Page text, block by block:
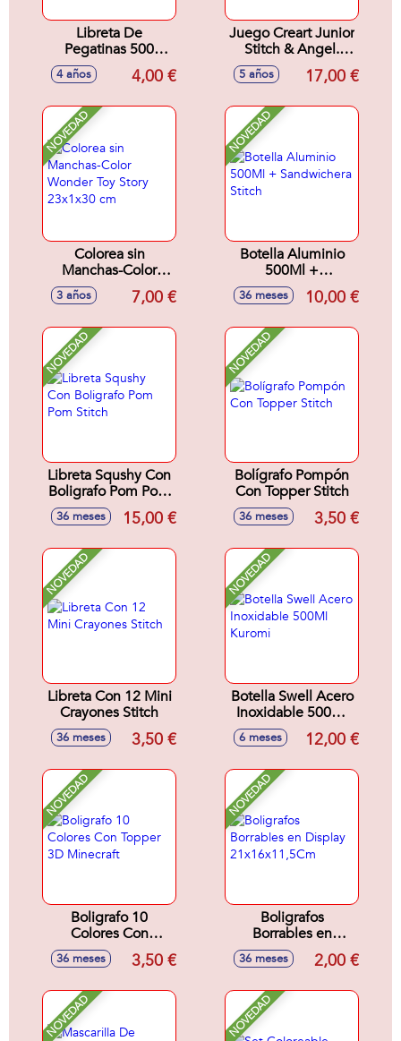
Libreta De
Pegatinas 500
Piezas K-Pop
Demon Hunters
4 años 4,00 €
Juego Creart Junior
Stitch & Angel.
Incluye 2 tablas
para pintar y 1
5 años 17,00 €
NOVEDAD
Colorea sin
Manchas-Color
Wonder Toy Story
23x1x30 cm
3 años 7,00 €
NOVEDAD
Botella Aluminio
500Ml +
Sandwichera Stitch
36 meses 10,00 €
NOVEDAD
Libreta Squshy Con
Boligrafo Pom Pom
Stitch
36 meses 15,00 €
NOVEDAD
Bolígrafo Pompón
Con Topper Stitch
36 meses 3,50 €
NOVEDAD
Libreta Con 12 Mini
Crayones Stitch
36 meses 3,50 €
NOVEDAD
Botella Swell Acero
Inoxidable 500Ml
Kuromi
6 meses 12,00 €
NOVEDAD
Boligrafo 10
Colores Con
Topper 3D
Minecraft
36 meses 3,50 €
NOVEDAD
Boligrafos
Borrables en
Display
21x16x11,5Cm
36 meses 2,00 €
NOVEDAD NOVEDAD